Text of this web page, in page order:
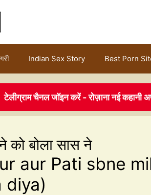
Indian Sex Story Best Porn
टेलीग्राम चैनल जॉइन करें - रोज़ाना नई कहानी
बोला सास ने
aur Pati sbne
diya)